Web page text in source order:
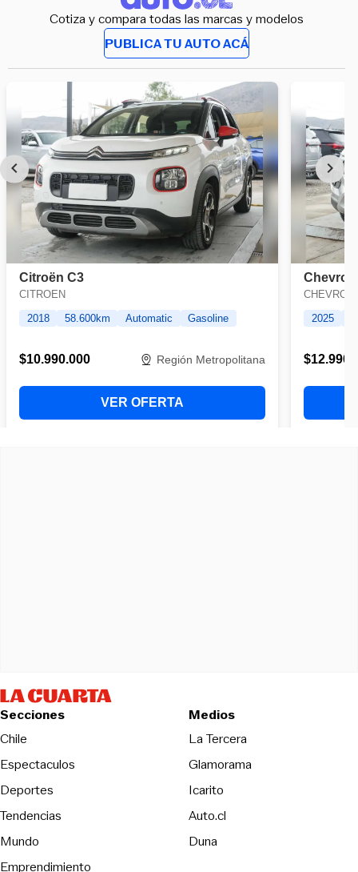
Cotiza y compara todas las marcas y modelos
PUBLICA TU AUTO ACÁ
Secciones
Chile
Espectaculos
Deportes
Tendencias
Mundo
Emprendimiento
Medios
La TerceraOpens in new
Glamorama
Icarito
Auto.cl
DunaOpens in new window